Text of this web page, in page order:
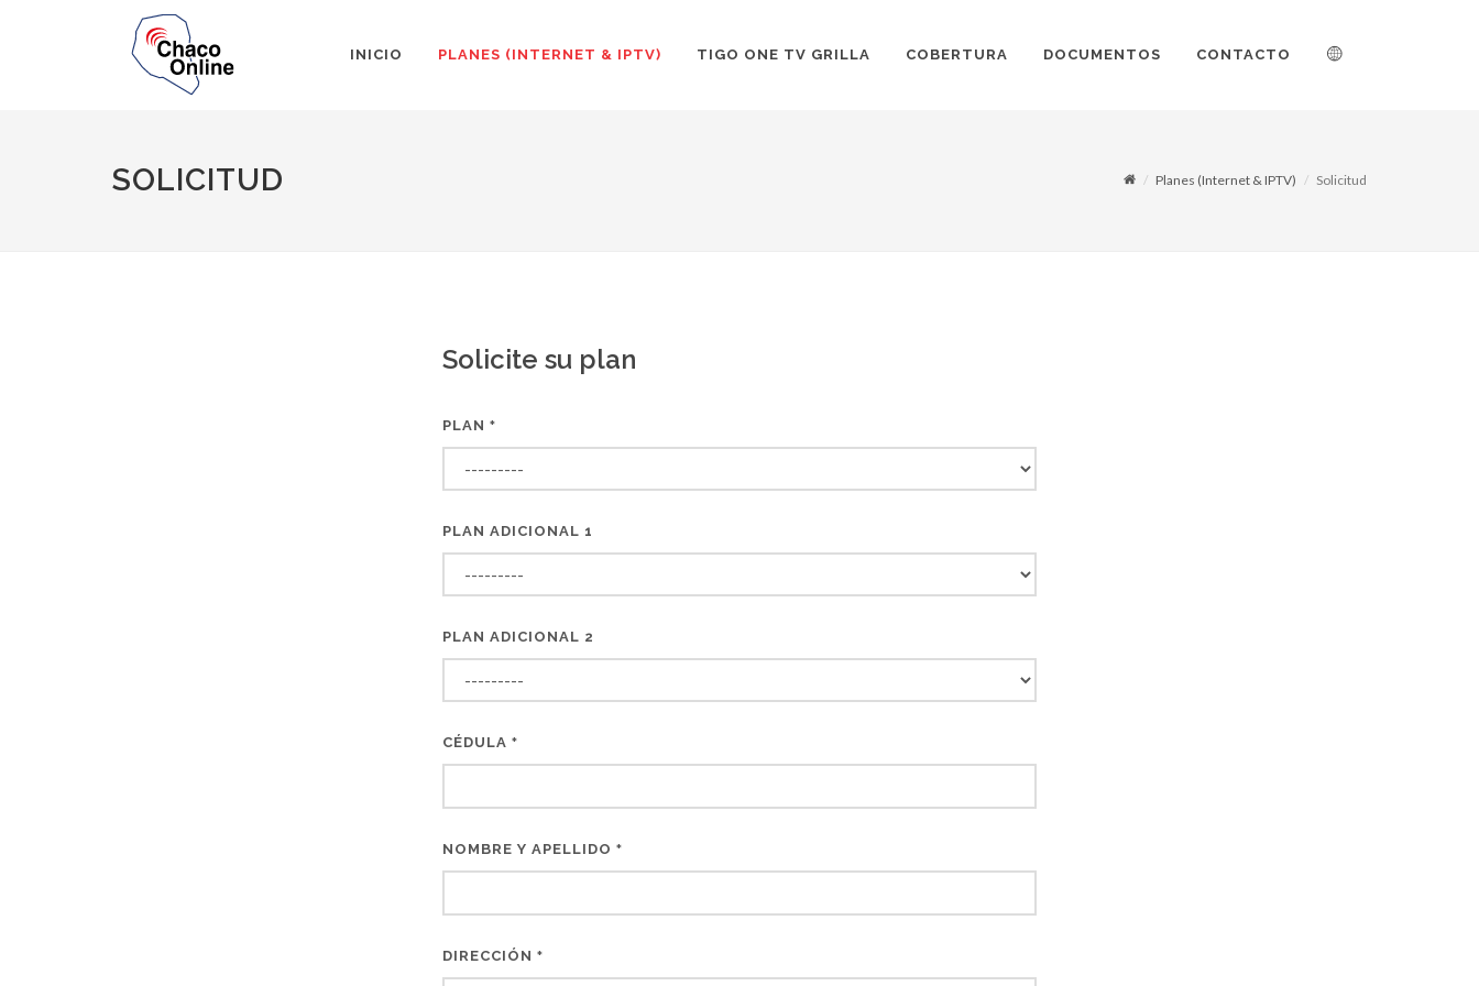
INICIO PLANES (INTERNET & IPTV) TIGO ONE TV GRILLA COBERTURA DOCUMENTOS CONTACTO
SOLICITUD Planes (Internet & IPTV) Solicitud
Solicite su plan
PLAN *
PLAN ADICIONAL 1
PLAN ADICIONAL 2
CÉDULA *
NOMBRE Y APELLIDO *
DIRECCIÓN *